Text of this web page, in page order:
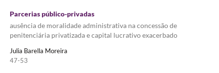
Parcerias público-privadas
ausência de moralidade administrativa na concessão de
penitenciária privatizada e capital lucrativo exacerbado
Julia Barella Moreira
47-53